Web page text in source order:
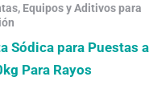
Equipos y Aditivos para
Sódica para Puestas a
Para Rayos